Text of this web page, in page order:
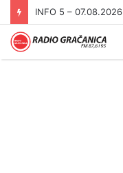
INFO 5 – 06.08.2026.